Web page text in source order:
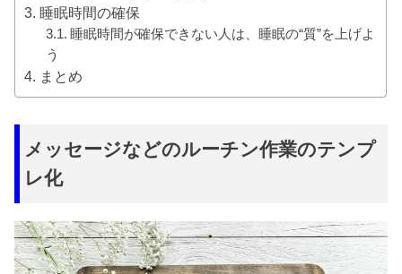
睡眠時間の確保
睡眠時間が確保できない人は、睡眠の“質”を上げよ
う
まとめ
メッセージなどのルーチン作業のテンプ
レ化